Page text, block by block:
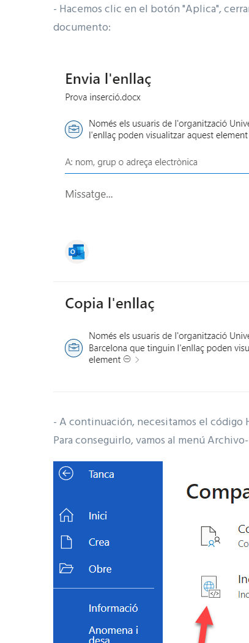
- Hacemos clic en el botón "Aplica",
documento:
- A continuación, necesitamos el código
Para conseguirlo, vamos al menú